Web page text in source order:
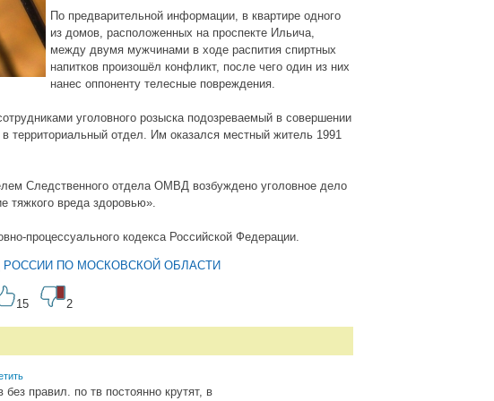
По предварительной информации, в квартире одного
из домов, расположенных на проспекте Ильича,
между двумя мужчинами в ходе распития спиртных
напитков произошёл конфликт, после чего один из них
нанес оппоненту телесные повреждения.
уголовного розыска подозреваемый в совершении
территориальный отдел. Им оказался местный житель 1991
Следственного отдела ОМВД возбуждено уголовное дело
тяжкого вреда здоровью».
процессуального кодекса Российской Федерации.
РОССИИ ПО МОСКОВСКОЙ ОБЛАСТИ
15 2
правил. по тв постоянно крутят, в